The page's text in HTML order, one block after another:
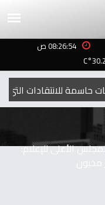
08:26:54 ص
الأعلى للإعلام:
مخيون